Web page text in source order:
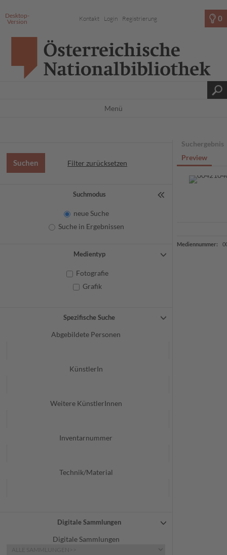
Desktop-
Version
Kontakt Login Registrierung 0
Menü
Filter zurücksetzen
Suchmodus
neue Suche
Suche in Ergebnissen
Medientyp
Fotografie
Grafik
Spezifische Suche
Abgebildete Personen
KünstlerIn
Weitere KünstlerInnen
Inventarnummer
Technik/Material
Digitale Sammlungen
Digitale Sammlungen
Suchergebnis
Preview
Mediennummer: